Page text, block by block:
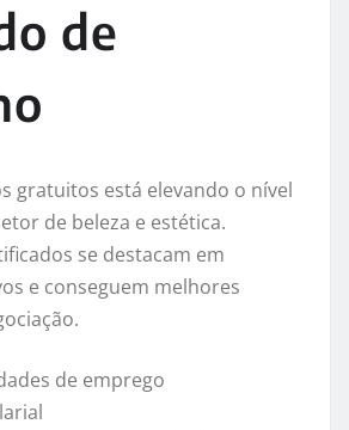
de
gratuitos está elevando o nível
de beleza e estética.
se destacam em
e conseguem melhores
de emprego